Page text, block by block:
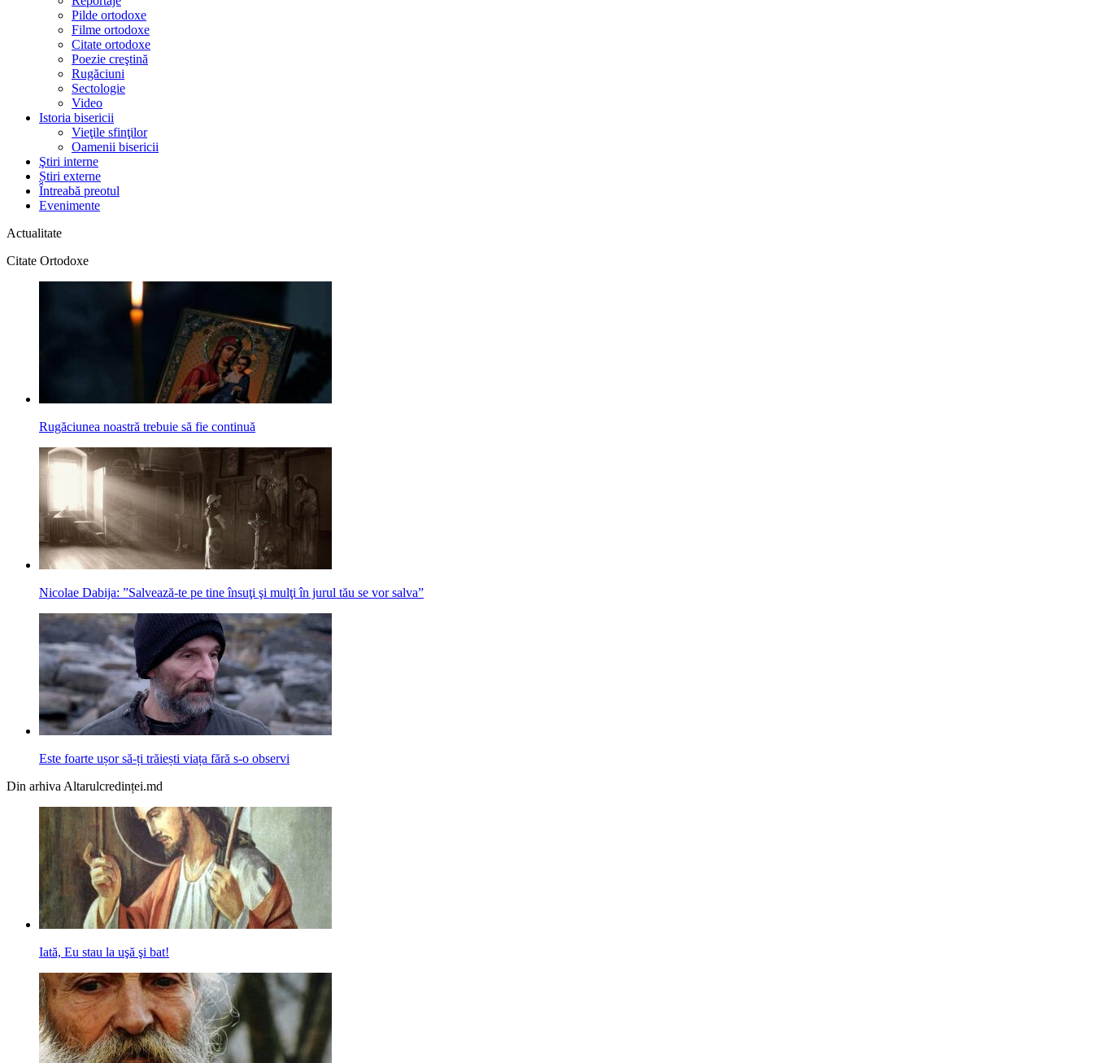
Pilde ortodoxe
Filme ortodoxe
Citate ortodoxe
Poezie creştină
Rugăciuni
Sectologie
Video
Istoria bisericii
Vieţile sfinţilor
Oamenii bisericii
Ştiri interne
Știri externe
Întreabă preotul
Evenimente
Actualitate
Citate Ortodoxe
Rugăciunea noastră trebuie să fie continuă
Nicolae Dabija: ”Salvează-te pe tine însuţi şi mulţi în jurul tău se vor salva”
Este foarte ușor să-ți trăiești viața fără s-o observi
Din arhiva Altarulcredinței.md
Iată, Eu stau la uşă şi bat!